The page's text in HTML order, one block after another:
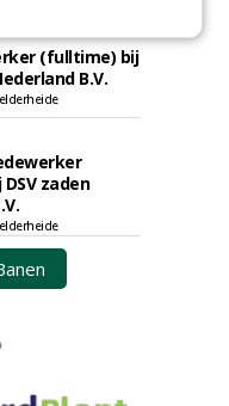
(fulltime) bij
B.V.
zaden